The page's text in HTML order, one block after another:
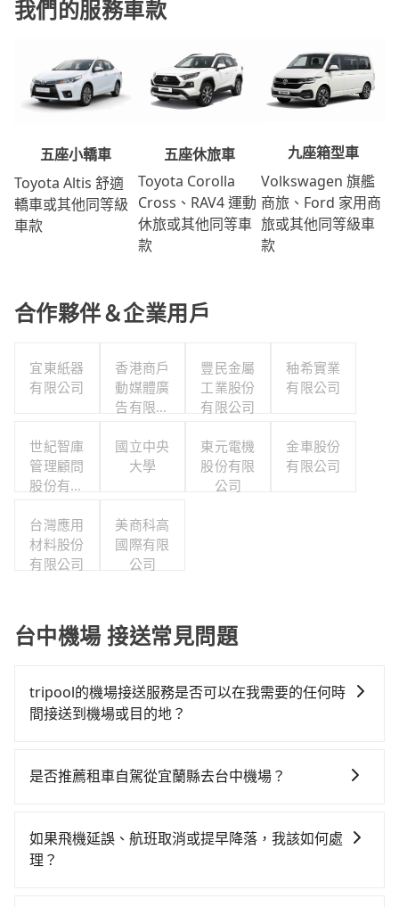
我們的服務車款
五座小轎車
Toyota Altis 舒適
轎車或其他同等級
車款
五座休旅車
Toyota Corolla
Cross、RAV4 運動
休旅或其他同等車
款
九座箱型車
Volkswagen 旗艦
商旅、Ford 家用商
旅或其他同等級車
款
合作夥伴＆企業用戶
宜東紙器
有限公司
香港商戶
動媒體廣
告有限公
公司
豐民金屬
工業股份
有限公司
秞希實業
有限公司
世紀智庫
管理顧問
股份有限
國立中央
大學
東元電機
股份有限
公司
金車股份
有限公司
台灣應用
材料股份
有限公司
美商科高
國際有限
公司
台中機場 接送常見問題
tripool的機場接送服務是否可以在我需要的任何時
間接送到機場或目的地？
務，我們就會在您指定的時間派遣司機前往服務。在用
是否推薦租車自駕從宜蘭縣去台中機場？
租車公司可選，甚至離你所在位置甚遠，如果不想額外
花時間搭車前往鄰近市區租車，也不想花大錢叫計程車
如果飛機延誤、航班取消或提早降落，我該如何處
理？